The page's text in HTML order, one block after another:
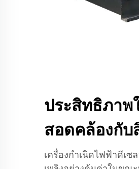
ประสิทธิภาพ
สอดคล้องกับ
เครื่องกำเนิดไฟฟ้าดีเ